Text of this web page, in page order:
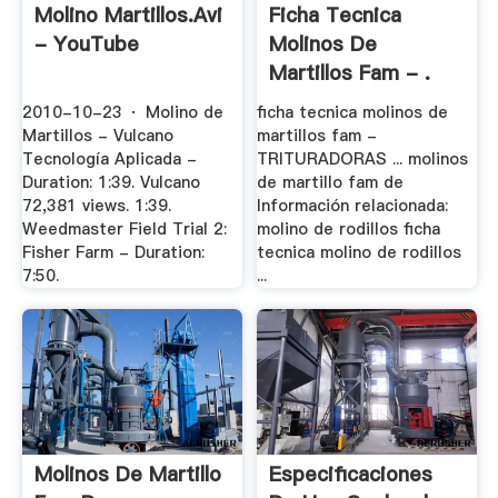
Molino Martillos.avi
- YouTube
2010-10-23 · Molino de
Martillos - Vulcano
Tecnología Aplicada -
Duration: 1:39. Vulcano
72,381 views. 1:39.
Weedmaster Field Trial 2:
Fisher Farm - Duration:
7:50.
Ficha Tecnica
Molinos De
Martillos Fam - .
ficha tecnica molinos de
martillos fam -
TRITURADORAS ... molinos
de martillo fam de
Información relacionada:
molino de rodillos ficha
tecnica molino de rodillos
...
Molinos De Martillo
Especificaciones